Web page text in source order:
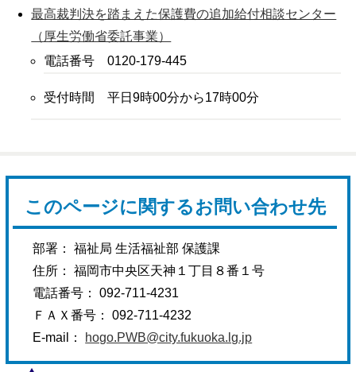
最高裁判決を踏まえた保護費の追加給付相談センター
（厚生労働省委託事業）
電話番号 0120-179-445
受付時間 平日9時00分から17時00分
このページに関するお問い合わせ先
部署： 福祉局 生活福祉部 保護課
住所： 福岡市中央区天神１丁目８番１号
電話番号： 092-711-4231
ＦＡＸ番号： 092-711-4232
E-mail：
hogo.PWB@city.fukuoka.lg.jp